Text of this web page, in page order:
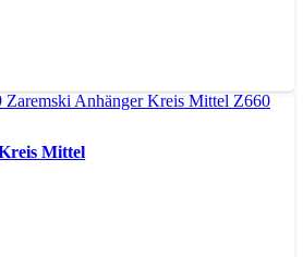
Mittel